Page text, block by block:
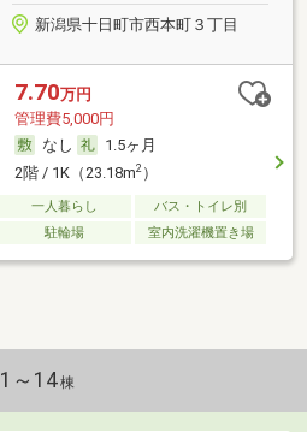
新潟県十日町市西本町３丁目
7.70万円
管理費5,000円
なし
1.5ヶ月
2階 / 1K（23.18m2）
一人暮らし
バス・トイレ別
駐輪場 室内洗濯機置き場
1～14棟